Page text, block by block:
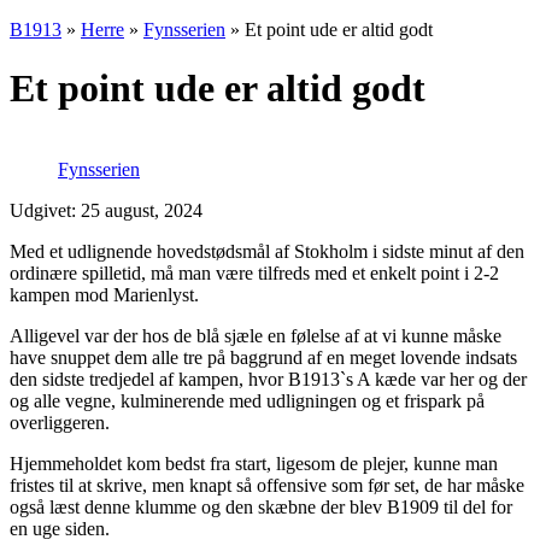
B1913 » Herre » Fynsserien » Et point ude er altid godt
Et point ude er altid godt
Fynsserien
Udgivet: 25 august, 2024
Med et udlignende hovedstødsmål af Stokholm i sidste minut af den
ordinære spilletid, må man være tilfreds med et enkelt point i 2-2
kampen mod Marienlyst.
Alligevel var der hos de blå sjæle en følelse af at vi kunne måske
have snuppet dem alle tre på baggrund af en meget lovende indsats
den sidste tredjedel af kampen, hvor B1913`s A kæde var her og der
og alle vegne, kulminerende med udligningen og et frispark på
overliggeren.
Hjemmeholdet kom bedst fra start, ligesom de plejer, kunne man
fristes til at skrive, men knapt så offensive som før set, de har måske
også læst denne klumme og den skæbne der blev B1909 til del for
en uge siden.